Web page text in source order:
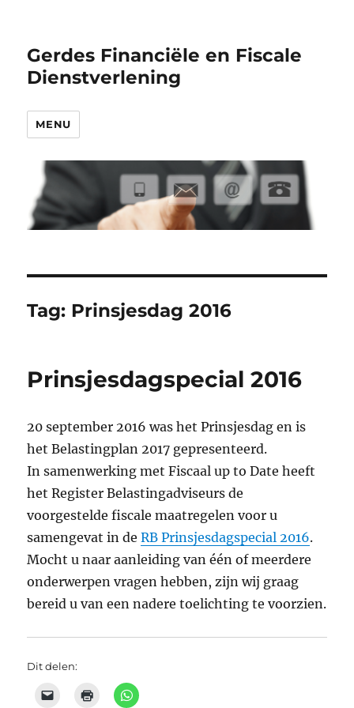
Gerdes Financiële en Fiscale
Dienstverlening
MENU
Tag: Prinsjesdag 2016
Prinsjesdagspecial 2016
20 september 2016 was het Prinsjesdag en is
het Belastingplan 2017 gepresenteerd.
In samenwerking met Fiscaal up to Date heeft
het Register Belastingadviseurs de
voorgestelde fiscale maatregelen voor u
samengevat in deRB Prinsjesdagspecial 2016.
Mocht u naar aanleiding van één of meerdere
onderwerpen vragen hebben, zijn wij graag
bereid u van een nadere toelichting te voorzien.
Dit delen: